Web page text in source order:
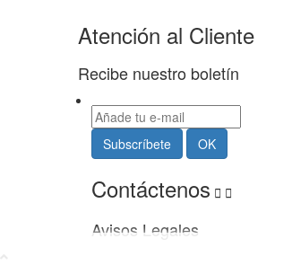
Atención al Cliente
Recibe nuestro boletín
Contáctenos  
Avisos Legales